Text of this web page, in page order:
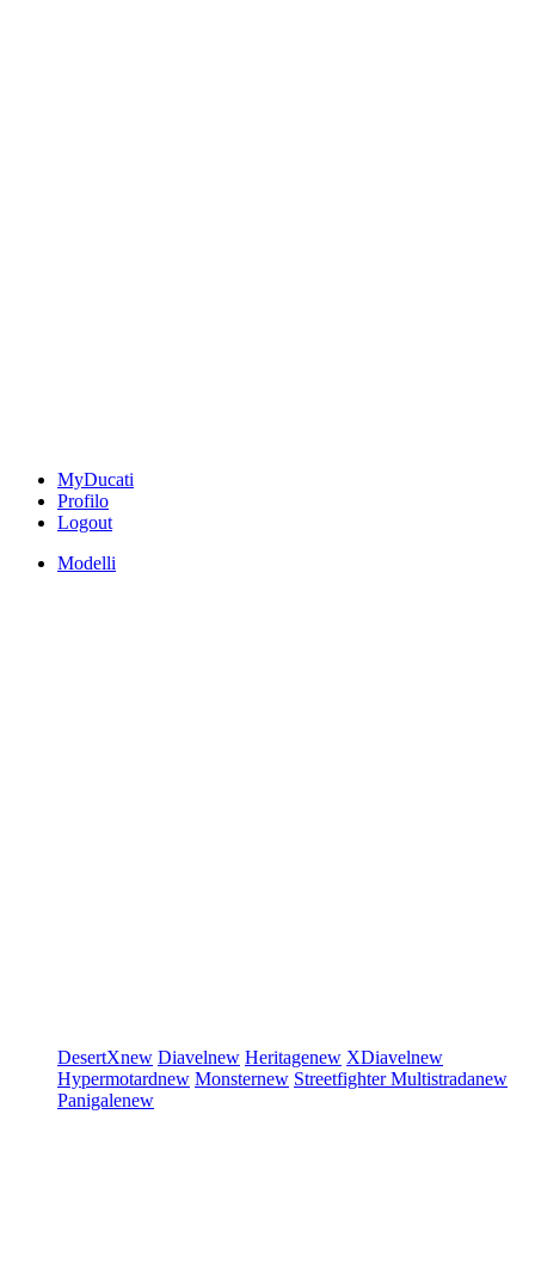
MyDucati
Profilo
Logout
Modelli
DesertXnew Diavelnew Heritagenew XDiavelnew
Hypermotardnew Monsternew StreetfighterMultistradanew
Panigalenew